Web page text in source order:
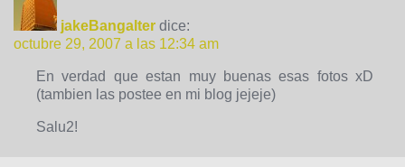
jakeBangalter dice:
octubre 29, 2007 a las 12:34 am
En verdad que estan muy buenas esas fotos xD
(tambien las postee en mi blog jejeje)
Salu2!